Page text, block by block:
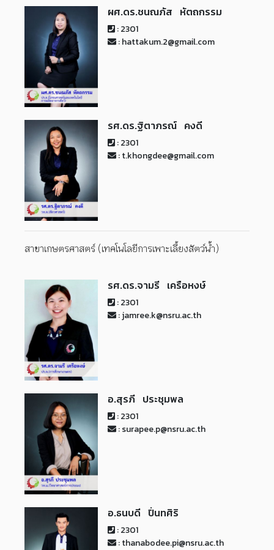
ผศ.ดร.ชนณภัส หัตถกรรม
: 2301
: hattakum.2@gmail.com
รศ.ดร.ฐิตาภรณ์ คงดี
: 2301
: t.khongdee@gmail.com
สาขาเกษตรศาสตร์ (เทคโนโลยีการเพาะเลี้ยงสัตว์น้ำ)
รศ.ดร.จามรี เครือหงษ์
: 2301
: jamree.k@nsru.ac.th
อ.สุรภี ประชุมพล
: 2301
: surapee.p@nsru.ac.th
อ.ธนบดี ปิ่นทศิริ
: 2301
: thanabodee.pi@nsru.ac.th